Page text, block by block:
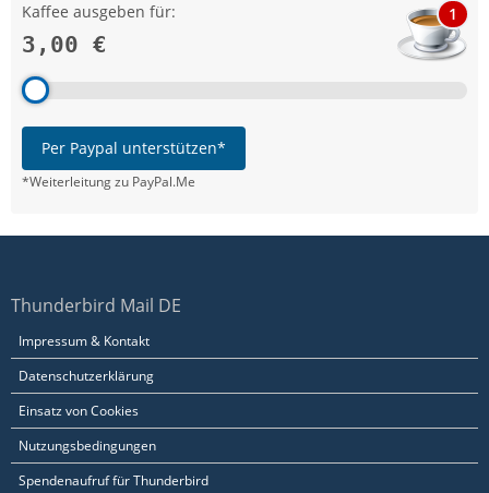
Kaffee ausgeben für:
3,00 €
1
Per Paypal unterstützen*
*Weiterleitung zu PayPal.Me
Thunderbird Mail DE
Impressum & Kontakt
Datenschutzerklärung
Einsatz von Cookies
Nutzungsbedingungen
Spendenaufruf für Thunderbird